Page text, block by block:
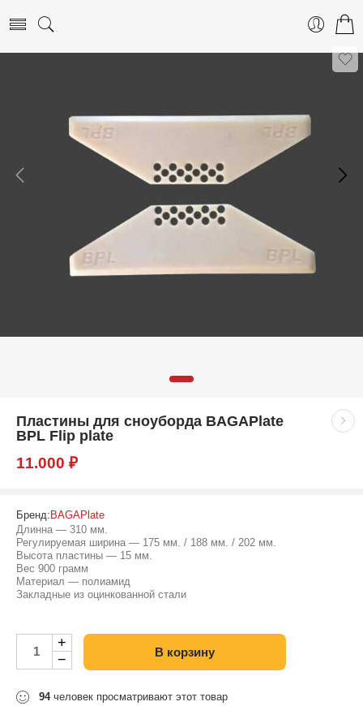
Пластины для сноуборда BAGAPlate
BPL Flip plate
11.000 ₽
Бренд: BAGAPlate
Длинна — 310 мм.
Регулируемая ширина — 175 мм. / 188 мм. / 202 мм.
Высота пластины — 15 мм.
Вес 900 грамм
Материал — полиамид
Закладные из оцинкованной стали
+
−
В корзину
94человек просматривают этот товар